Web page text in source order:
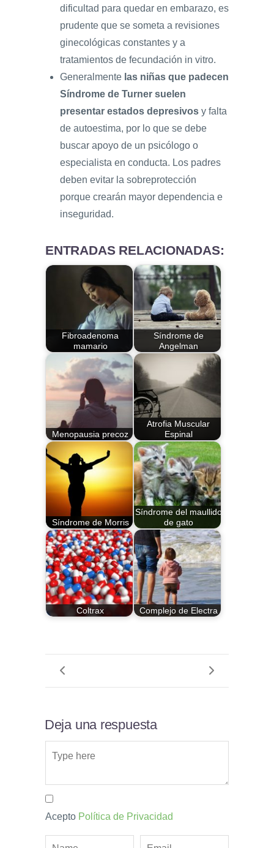
dificultad para quedar en embarazo, es
prudente que se someta a revisiones
ginecológicas constantes y a
tratamientos de fecundación in vitro.
Generalmente las niñas que padecen
Síndrome de Turner suelen
presentar estados depresivos y falta
de autoestima, por lo que se debe
buscar apoyo de un psicólogo o
especialista en conducta. Los padres
deben evitar la sobreprotección
porque crearán mayor dependencia e
inseguridad.
ENTRADAS RELACIONADAS:
Fibroadenoma
mamario
Síndrome de
Angelman
Menopausia precoz
Atrofia Muscular
Espinal
Síndrome de Morris
Síndrome del maullido
de gato
Coltrax Complejo de Electra
Deja una respuesta
Acepto Política de Privacidad